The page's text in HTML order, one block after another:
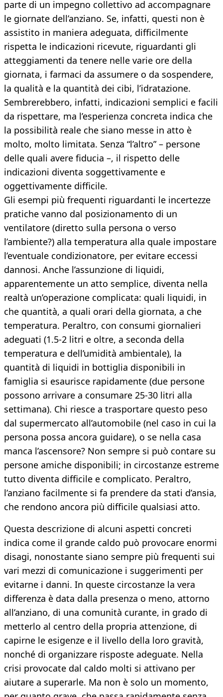
parte di un impegno collettivo ad accompagnare
le giornate dell’anziano. Se, infatti, questi non è
assistito in maniera adeguata, difficilmente
rispetta le indicazioni ricevute, riguardanti gli
atteggiamenti da tenere nelle varie ore della
giornata, i farmaci da assumere o da sospendere,
la qualità e la quantità dei cibi, l’idratazione.
Sembrerebbero, infatti, indicazioni semplici e facili
da rispettare, ma l’esperienza concreta indica che
la possibilità reale che siano messe in atto è
molto, molto limitata. Senza “l’altro” – persone
delle quali avere fiducia –, il rispetto delle
indicazioni diventa soggettivamente e
oggettivamente difficile.
Gli esempi più frequenti riguardanti le incertezze
pratiche vanno dal posizionamento di un
ventilatore (diretto sulla persona o verso
l’ambiente?) alla temperatura alla quale impostare
l’eventuale condizionatore, per evitare eccessi
dannosi. Anche l’assunzione di liquidi,
apparentemente un atto semplice, diventa nella
realtà un’operazione complicata: quali liquidi, in
che quantità, a quali orari della giornata, a che
temperatura. Peraltro, con consumi giornalieri
adeguati (1.5-2 litri e oltre, a seconda della
temperatura e dell’umidità ambientale), la
quantità di liquidi in bottiglia disponibili in
famiglia si esaurisce rapidamente (due persone
possono arrivare a consumare 25-30 litri alla
settimana). Chi riesce a trasportare questo peso
dal supermercato all’automobile (nel caso in cui la
persona possa ancora guidare), o se nella casa
manca l’ascensore? Non sempre si può contare su
persone amiche disponibili; in circostanze estreme
tutto diventa difficile e complicato. Peraltro,
l’anziano facilmente si fa prendere da stati d’ansia,
che rendono ancora più difficile qualsiasi atto.
Questa descrizione di alcuni aspetti concreti
indica come il grande caldo può provocare enormi
disagi, nonostante siano sempre più frequenti sui
vari mezzi di comunicazione i suggerimenti per
evitarne i danni. In queste circostanze la vera
differenza è data dalla presenza o meno, attorno
all’anziano, di una comunità curante, in grado di
metterlo al centro della propria attenzione, di
capirne le esigenze e il livello della loro gravità,
nonché di organizzare risposte adeguate. Nella
crisi provocate dal caldo molti si attivano per
aiutare a superarle. Ma non è solo un momento,